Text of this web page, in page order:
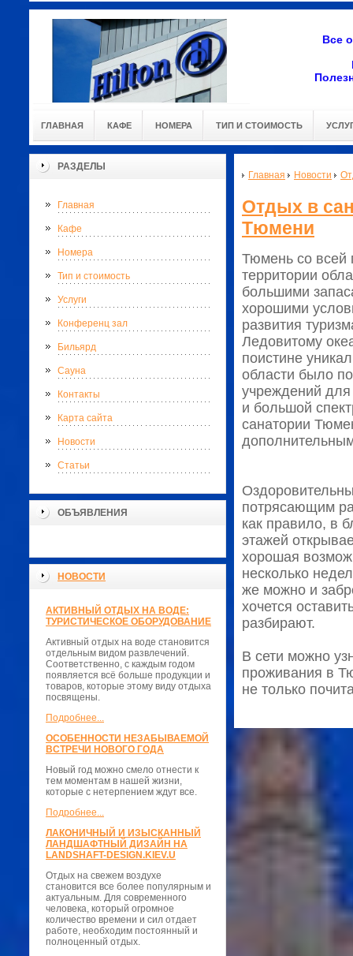
Все
ГЛАВНАЯ КАФЕ НОМЕРА ТИП И СТОИМОСТЬ
РАЗДЕЛЫ
Главная
Кафе
Номера
Тип и стоимость
Услуги
Конференц зал
Бильярд
Сауна
Контакты
Карта сайта
Новости
Статьи
ОБЪЯВЛЕНИЯ
НОВОСТИ
АКТИВНЫЙ ОТДЫХ НА ВОДЕ:
ТУРИСТИЧЕСКОЕ ОБОРУДОВАНИЕ
Активный отдых на воде становится
отдельным видом развлечений.
Соответственно, с каждым годом
появляется всё больше продукции и
товаров, которые этому виду отдыха
посвящены.
Подробнее...
ОСОБЕННОСТИ НЕЗАБЫВАЕМОЙ
ВСТРЕЧИ НОВОГО ГОДА
Новый год можно смело отнести к
тем моментам в нашей жизни,
которые с нетерпением ждут все.
Подробнее...
ЛАКОНИЧНЫЙ И ИЗЫСКАННЫЙ
ЛАНДШАФТНЫЙ ДИЗАЙН НА
LANDSHAFT-DESIGN.KIEV.U
Отдых на свежем воздухе
становится все более популярным и
актуальным. Для современного
человека, который огромное
количество времени и сил отдает
работе, необходим постоянный и
полноценный отдых.
Главная Новости
Отдых в
Тюмени
Тюмень со всей
территории
большими
хорошими
развития
Ледовитому
поистине
области было
учреждений
и большой
санатории
потрясающим
как правило, в
этажей
хорошая
несколько
же можно и
хочется
разбирают.
В сети можно
проживания в
не только